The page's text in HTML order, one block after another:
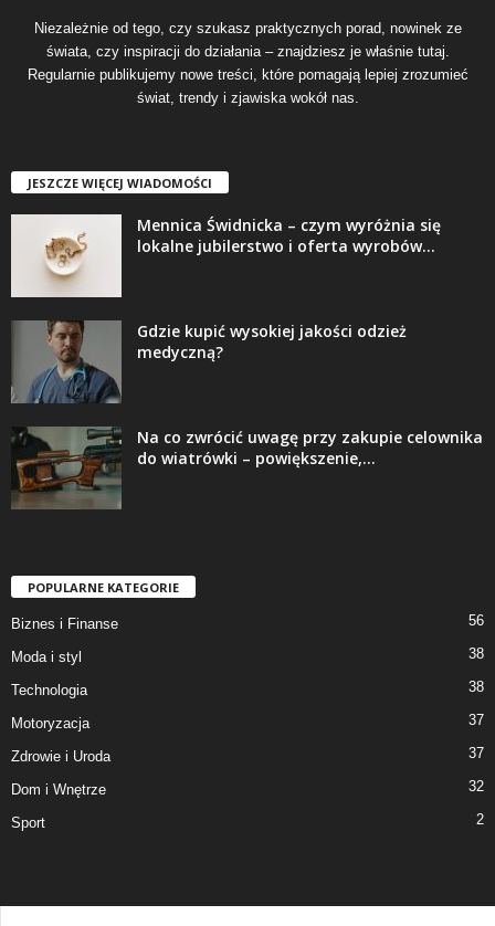
Niezależnie od tego, czy szukasz praktycznych porad, nowinek ze
świata, czy inspiracji do działania – znajdziesz je właśnie tutaj.
Regularnie publikujemy nowe treści, które pomagają lepiej zrozumieć
świat, trendy i zjawiska wokół nas.
JESZCZE WIĘCEJ WIADOMOŚCI
Mennica Świdnicka – czym wyróżnia się
lokalne jubilerstwo i oferta wyrobów...
Gdzie kupić wysokiej jakości odzież
medyczną?
Na co zwrócić uwagę przy zakupie celownika
do wiatrówki – powiększenie,...
POPULARNE KATEGORIE
Biznes i Finanse 56
Moda i styl 38
Technologia 38
Motoryzacja 37
Zdrowie i Uroda 37
Dom i Wnętrze 32
Sport 2